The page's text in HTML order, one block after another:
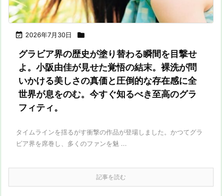
 2026年7月30日 
グラビア界の歴史が塗り替わる瞬間を目撃せ
よ。小阪由佳が見せた覚悟の結末。裸洗が問
いかける美しさの真価と圧倒的な存在感に全
世界が息をのむ。今すぐ知るべき至高のグラ
フィティ。
タイムラインを揺るがす衝撃の作品が登場しました。かつてグラ
ビア界を席巻し、多くのファンを魅 ...
記事を読む